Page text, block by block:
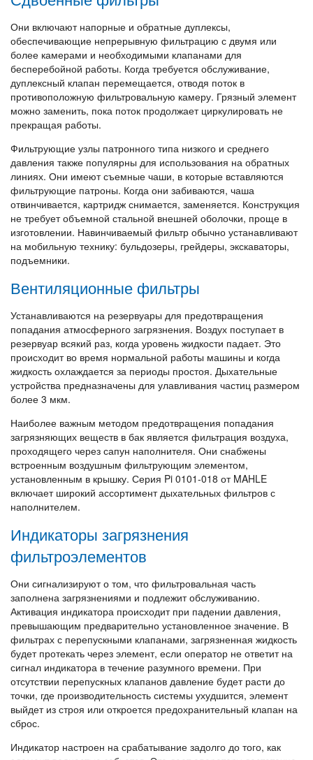
Они включают напорные и обратные дуплексы,
обеспечивающие непрерывную фильтрацию с двумя или
более камерами и необходимыми клапанами для
бесперебойной работы. Когда требуется обслуживание,
дуплексный клапан перемещается, отводя поток в
противоположную фильтровальную камеру. Грязный элемент
можно заменить, пока поток продолжает циркулировать не
прекращая работы.
Фильтрующие узлы патронного типа низкого и среднего
давления также популярны для использования на обратных
линиях. Они имеют съемные чаши, в которые вставляются
фильтрующие патроны. Когда они забиваются, чаша
отвинчивается, картридж снимается, заменяется. Конструкция
не требует объемной стальной внешней оболочки, проще в
изготовлении. Навинчиваемый фильтр обычно устанавливают
на мобильную технику: бульдозеры, грейдеры, экскаваторы,
подъемники.
Вентиляционные фильтры
Устанавливаются на резервуары для предотвращения
попадания атмосферного загрязнения. Воздух поступает в
резервуар всякий раз, когда уровень жидкости падает. Это
происходит во время нормальной работы машины и когда
жидкость охлаждается за периоды простоя. Дыхательные
устройства предназначены для улавливания частиц размером
более 3 мкм.
Наиболее важным методом предотвращения попадания
загрязняющих веществ в бак является фильтрация воздуха,
проходящего через сапун наполнителя. Они снабжены
встроенным воздушным фильтрующим элементом,
установленным в крышку. Серия Pi 0101-018 от MAHLE
включает широкий ассортимент дыхательных фильтров с
наполнителем.
Индикаторы загрязнения
фильтроэлементов
Они сигнализируют о том, что фильтровальная часть
заполнена загрязнениями и подлежит обслуживанию.
Активация индикатора происходит при падении давления,
превышающим предварительно установленное значение. В
фильтрах с перепускными клапанами, загрязненная жидкость
будет протекать через элемент, если оператор не ответит на
сигнал индикатора в течение разумного времени. При
отсутствии перепускных клапанов давление будет расти до
точки, где производительность системы ухудшится, элемент
выйдет из строя или откроется предохранительный клапан на
сброс.
Индикатор настроен на срабатывание задолго до того, как